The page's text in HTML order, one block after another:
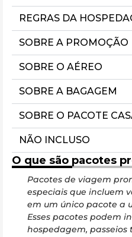
REGRAS DA
SOBRE A PROMOÇÃO
SOBRE O AÉREO
SOBRE A BAGAGEM
SOBRE O PACOTE
NÃO INCLUSO
O que são pacotes
Pacotes de viagem
especiais que incluem
em um único pacote a
Esses pacotes podem
hospedagem, passeios